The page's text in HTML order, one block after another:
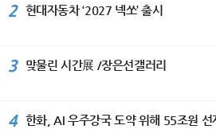
2 현대자동차 ‘2027 넥쏘’ 출시
3 맞물린 시간展 /장은선갤러리
4 한화, AI 우주강국 도약 위해 55조원 선